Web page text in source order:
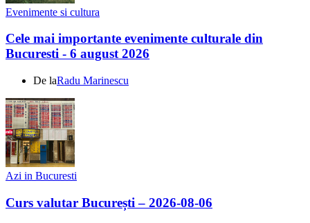
Evenimente si cultura
Cele mai importante evenimente culturale din
Bucuresti - 6 august 2026
De laRadu Marinescu
Azi in Bucuresti
Curs valutar București – 2026-08-06